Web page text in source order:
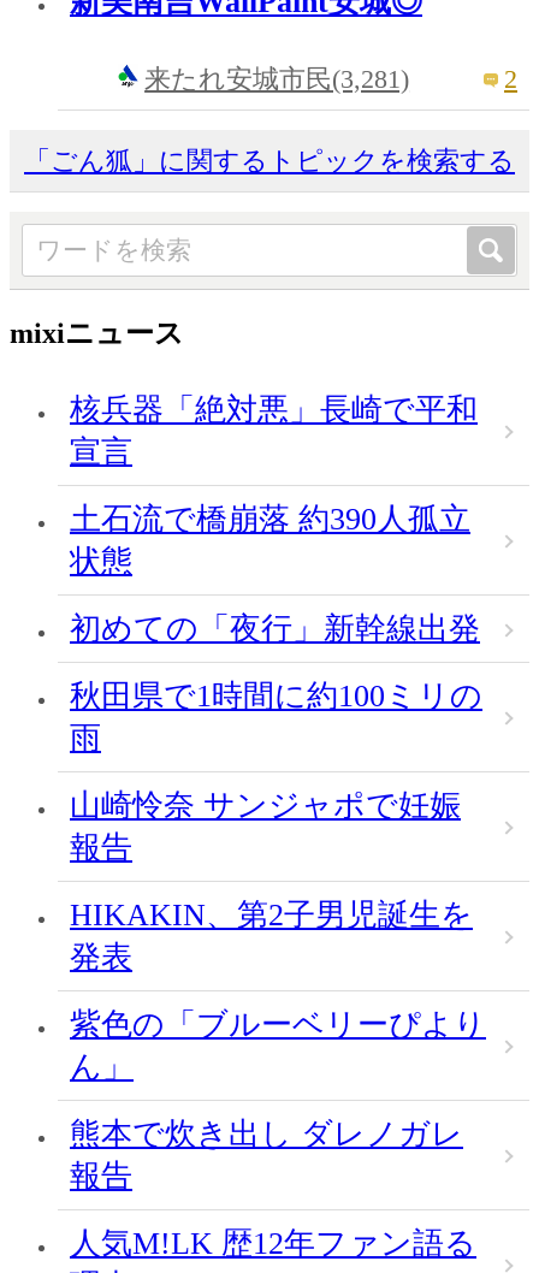
来たれ安城市民(3,281) 2
「ごん狐」に関するトピックを検索する
mixiニュース
核兵器「絶対悪」長崎で平和
宣言
土石流で橋崩落 約390人孤立
状態
初めての「夜行」新幹線出発
秋田県で1時間に約100ミリの
雨
山崎怜奈 サンジャポで妊娠
報告
HIKAKIN、第2子男児誕生を
発表
紫色の「ブルーベリーぴより
ん」
熊本で炊き出し ダレノガレ
報告
人気M!LK 歴12年ファン語る